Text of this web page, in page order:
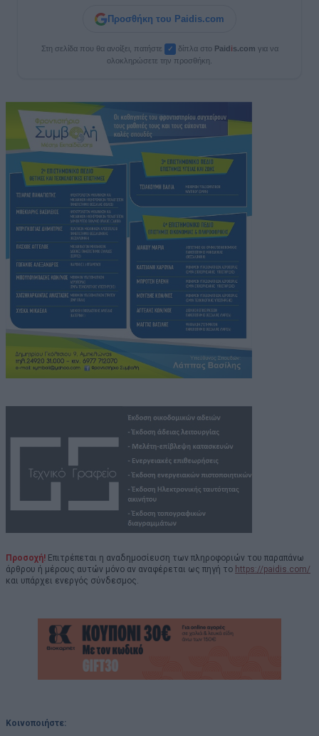
Προσθήκη του Paidis.com
Στη σελίδα που θα ανοίξει, πατήστε ✓ δίπλα στο Paidis.com για να
ολοκληρώσετε την προσθήκη.
Προσοχή! Επιτρέπεται η αναδημοσίευση των πληροφοριών του παραπάνω
άρθρου ή μέρους αυτών μόνο αν αναφέρεται ως πηγή το https://paidis.com/
και υπάρχει ενεργός σύνδεσμος.
Κοινοποιήστε: